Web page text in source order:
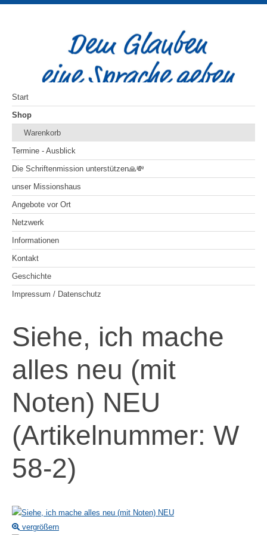
Start
Shop
Warenkorb
Termine - Ausblick
Die Schriftenmission unterstützen🙏💸
unser Missionshaus
Angebote vor Ort
Netzwerk
Informationen
Kontakt
Geschichte
Impressum / Datenschutz
Siehe, ich mache
alles neu (mit
Noten) NEU
(Artikelnummer: W
58-2)
vergrößern